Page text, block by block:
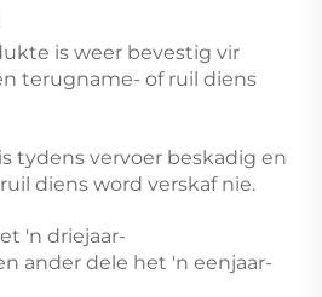
is weer bevestig vir
terugname- of ruil diens
tydens vervoer beskadig en
diens word verskaf nie.
'n driejaar-
ander dele het 'n eenjaar-